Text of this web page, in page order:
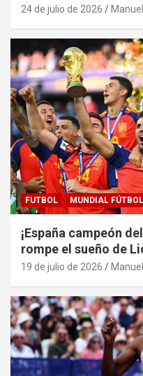
24 de julio de 2026
FUTBOL MUNDIAL FÚTBOL
¡España campeón
rompe el sueño de
19 de julio de 2026